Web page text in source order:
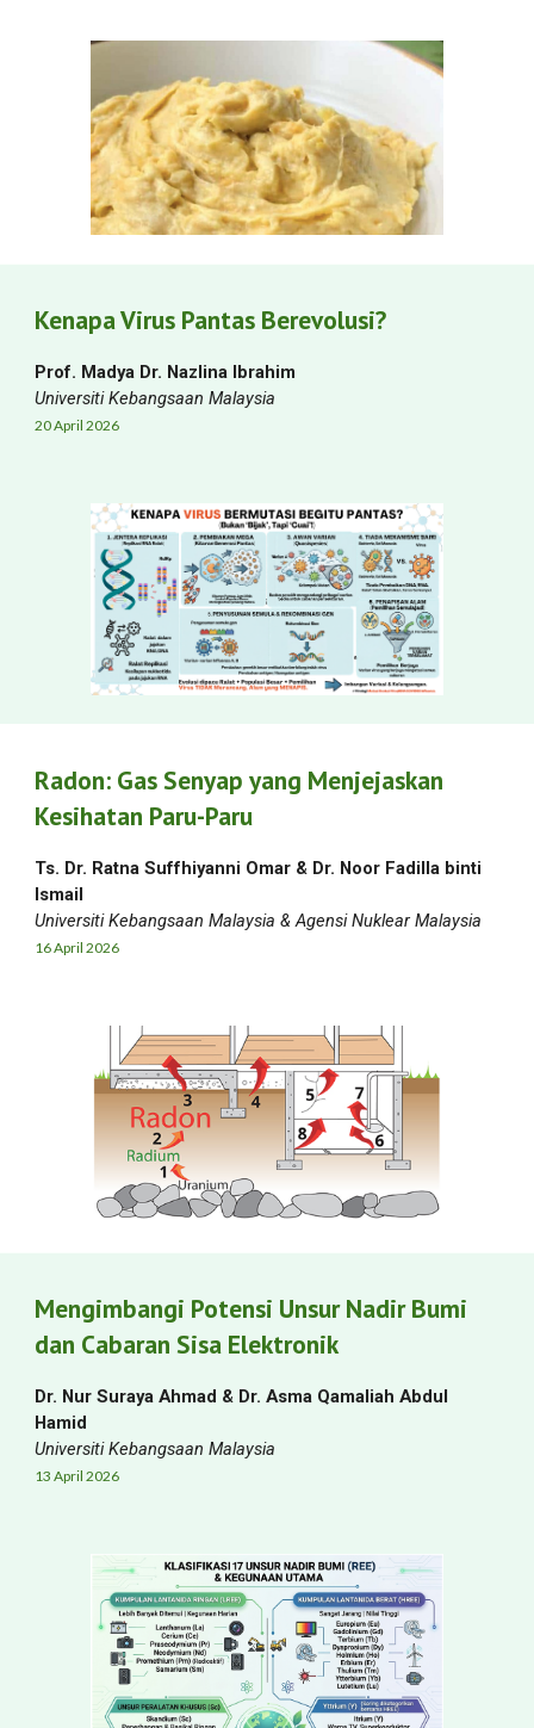
Kenapa Virus Pantas Berevolusi?
Prof. Madya Dr. Nazlina Ibrahim
Universiti Kebangsaan Malaysia
20 April2026
Radon: Gas Senyap yang Menjejaskan
Kesihatan Paru-Paru
Ts. Dr. Ratna Suffhiyanni Omar & Dr. Noor Fadilla binti
Ismail
Universiti Kebangsaan Malaysia & Agensi Nuklear Malaysia
16 April2026
Mengimbangi Potensi Unsur Nadir Bumi
dan Cabaran Sisa Elektronik
Dr. Nur Suraya Ahmad & Dr. Asma Qamaliah Abdul
Hamid
Universiti Kebangsaan Malaysia
13 April2026